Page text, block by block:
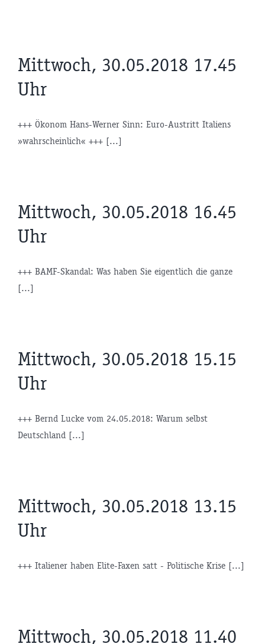
Mittwoch, 30.05.2018 17.45
Uhr
+++ Ökonom Hans-Werner Sinn: Euro-Austritt Italiens
»wahrscheinlich« +++ [...]
Mittwoch, 30.05.2018 16.45
Uhr
+++ BAMF-Skandal: Was haben Sie eigentlich die ganze
[...]
Mittwoch, 30.05.2018 15.15
Uhr
+++ Bernd Lucke vom 24.05.2018: Warum selbst
Deutschland [...]
Mittwoch, 30.05.2018 13.15
Uhr
+++ Italiener haben Elite-Faxen satt - Politische Krise [...]
Mittwoch, 30.05.2018 11.40